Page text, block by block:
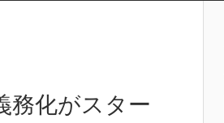
務化がスター